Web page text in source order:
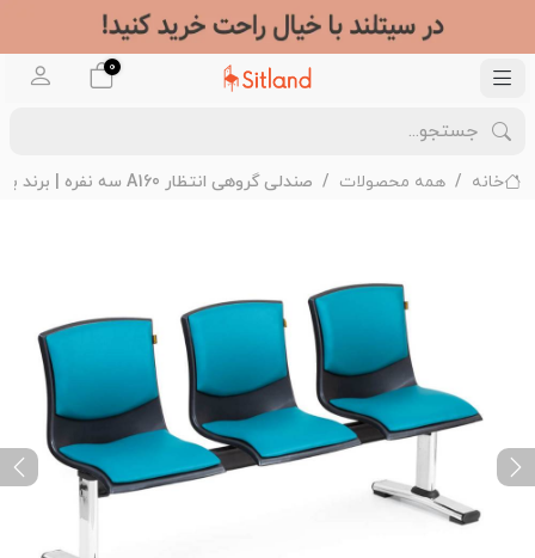
0
خانه همه محصولات صندلی گروهی انتظار A160 سه نفره | برند بامو
Previous